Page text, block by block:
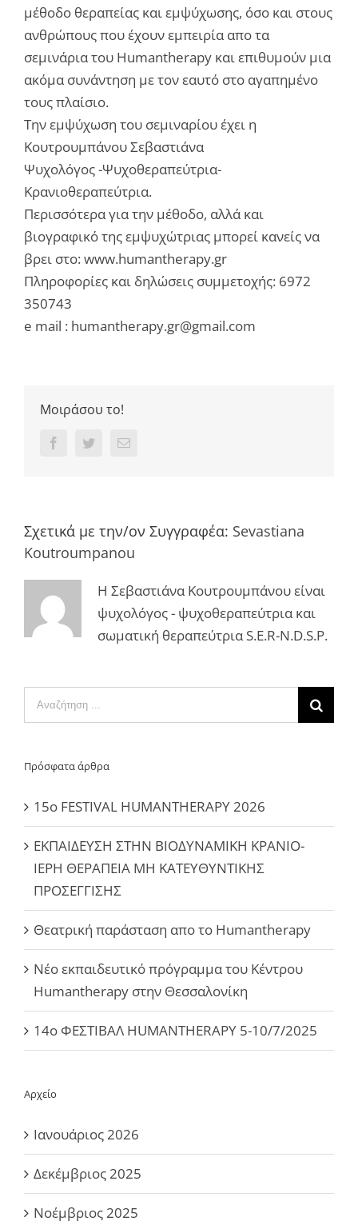
μέθοδο θεραπείας και εμψύχωσης, όσο και στους
ανθρώπους που έχουν εμπειρία απο τα
σεμινάρια του Humantherapy και επιθυμούν μια
ακόμα συνάντηση με τον εαυτό στο αγαπημένο
τους πλαίσιο.
Την εμψύχωση του σεμιναρίου έχει η
Κουτρουμπάνου Σεβαστιάνα
Ψυχολόγος -Ψυχοθεραπεύτρια-
Κρανιοθεραπεύτρια.
Περισσότερα για την μέθοδο, αλλά και
βιογραφικό της εμψυχώτριας μπορεί κανείς να
βρει στο:www.humantherapy.gr
Πληροφορίες και δηλώσεις συμμετοχής: 6972
350743
e mail : humantherapy.gr@gmail.com
Μοιράσου το!
FacebookTwitterEmail
Σχετικά με την/ον Συγγραφέα: Sevastiana
Koutroumpanou
Η Σεβαστιάνα Κουτρουμπάνου είναι
ψυχολόγος - ψυχοθεραπεύτρια και
σωματική θεραπεύτρια S.E.R-N.D.S.P.
Αναζήτηση
...
Πρόσφατα άρθρα
15ο FESTIVAL HUMANTHERAPY 2026
ΕΚΠΑΙΔΕΥΣΗ ΣΤΗΝ ΒΙΟΔΥΝΑΜΙΚΗ ΚΡΑΝΙΟ-
ΙΕΡΗ ΘΕΡΑΠΕΙΑ ΜΗ ΚΑΤΕΥΘΥΝΤΙΚΗΣ
ΠΡΟΣΕΓΓΙΣΗΣ
Θεατρική παράσταση απο το Humantherapy
Νέο εκπαιδευτικό πρόγραμμα του Κέντρου
Humantherapy στην Θεσσαλονίκη
14ο ΦΕΣΤΙΒΑΛ HUMANTHERAPY 5-10/7/2025
Αρχείο
Ιανουάριος 2026
Δεκέμβριος 2025
Νοέμβριος 2025